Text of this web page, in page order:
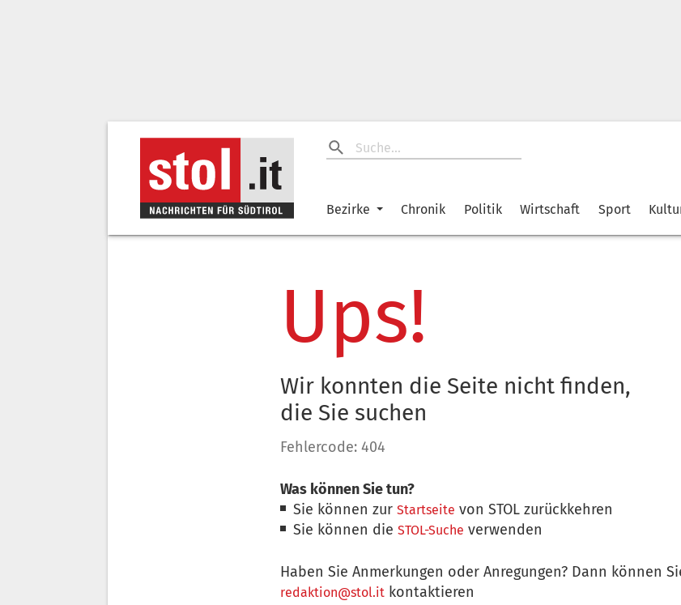
Bezirke Chronik Politik Wirtschaft Sport
Ups!
Wir konnten die Seite nicht finden,
die Sie suchen
Fehlercode: 404
Was können Sie tun?
Sie können zurStartseite von STOL zurückkehren
Sie können dieSTOL-Suche verwenden
Haben Sie Anmerkungen oder Anregungen? Dann können
redaktion@stol.it kontaktieren